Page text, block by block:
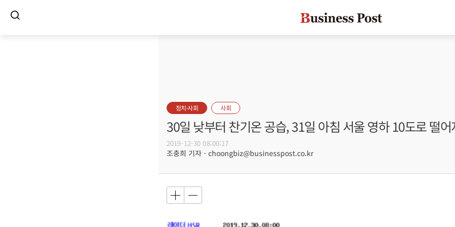
정치·사회 사회
30일 낮부터 찬기온 공습, 31일 아침 서울 영하 10도로 떨어
2019-12-30 08:00:17
조충희 기자 - choongbiz@businesspost.co.kr